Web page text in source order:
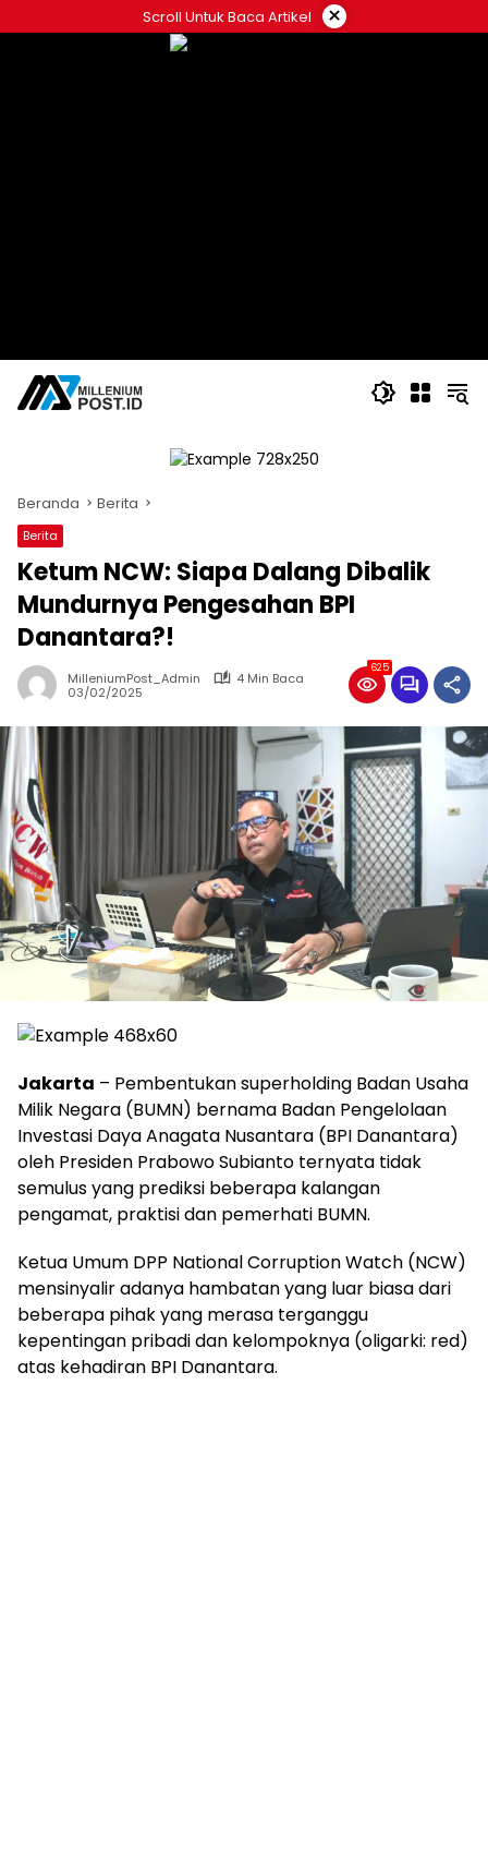
ke
Scroll Untuk Baca Artikel ×
Beranda Berita
Berita
Ketum NCW: Siapa Dalang Dibalik
Mundurnya Pengesahan BPI
Danantara?!
MilleniumPost_Admin
4 Min Baca
03/02/2025
625
Jakarta – Pembentukan superholding Badan Usaha
Milik Negara (BUMN) bernama Badan Pengelolaan
Investasi Daya Anagata Nusantara (BPI Danantara)
oleh Presiden Prabowo Subianto ternyata tidak
semulus yang prediksi beberapa kalangan
pengamat, praktisi dan pemerhati BUMN.
Ketua Umum DPP National Corruption Watch (NCW)
mensinyalir adanya hambatan yang luar biasa dari
beberapa pihak yang merasa terganggu
kepentingan pribadi dan kelompoknya (oligarki: red)
atas kehadiran BPI Danantara.